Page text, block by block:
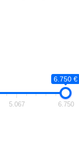
6.750 €
5.067 6.750